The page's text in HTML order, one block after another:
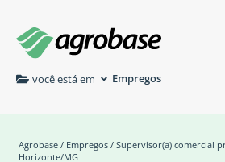
você está em Empregos
Agrobase / Empregos / Supervisor(a) comercial
Horizonte/MG